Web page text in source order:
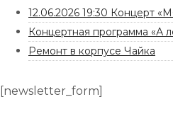
12.06.2026 19:30
Концертная программа «А
Ремонт в корпусе Чайка
[newsletter_form]